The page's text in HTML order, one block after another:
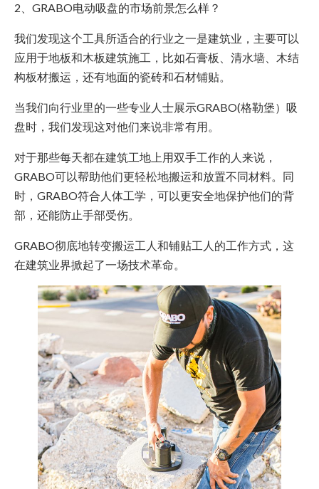
2、GRABO电动吸盘的市场前景怎么样？
我们发现这个工具所适合的行业之一是建筑业，主要可以
应用于地板和木板建筑施工，比如石膏板、清水墙、木结
构板材搬运，还有地面的瓷砖和石材铺贴。
当我们向行业里的一些专业人士展示GRABO(格勒堡）吸
盘时，我们发现这对他们来说非常有用。
对于那些每天都在建筑工地上用双手工作的人来说，
GRABO可以帮助他们更轻松地搬运和放置不同材料。同
时，GRABO符合人体工学，可以更安全地保护他们的背
部，还能防止手部受伤。
GRABO彻底地转变搬运工人和铺贴工人的工作方式，这
在建筑业界掀起了一场技术革命。